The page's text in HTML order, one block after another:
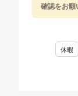
確認をお願
休暇